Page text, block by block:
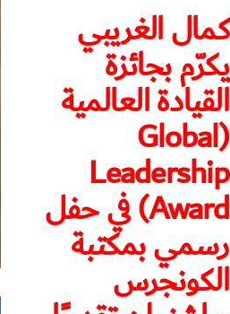
كمال الغريبي
يكرّم بجائزة
القيادة العالمية
(Global
Leadership
Award) في حفل
رسمي بمكتبة
الكونجرس